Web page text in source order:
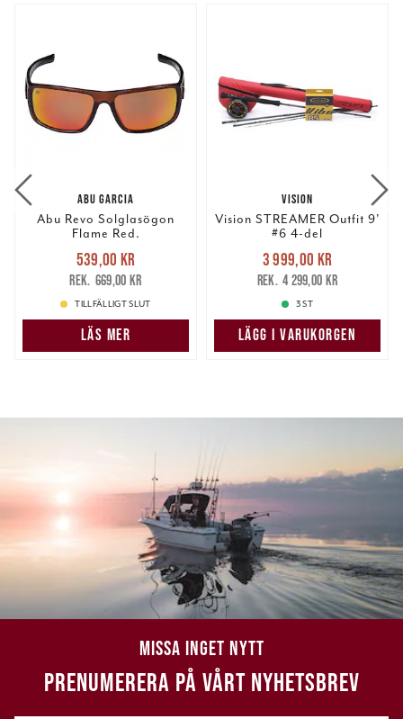
ABU GARCIA
Abu Revo Solglasögon
Flame Red.
Nuvarande pris
539,00 krTidigare pris
669,00 kr
539,00 kr
669,00 kr
TILLFÄLLIGT SLUT
LÄS MER
VISION
Vision STREAMER Outfit 9'
#6 4-del
Nuvarande pris
3 999,00 krTidigare pris
4 299,00 kr
3 999,00 kr
4 299,00 kr
3 ST
LÄGG I VARUKORGEN
MISSA INGET NYTT
PRENUMERERA PÅ VÅRT NYHETSBREV